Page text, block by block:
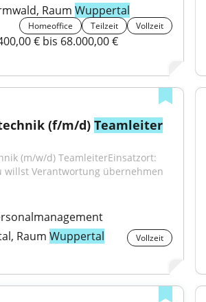
Raum Wuppertal
Homeoffice Teilzeit Vollzeit
€ bis 68.000,00 €
(f/m/d) Teamleiter
(m/w/d) TeamleiterEinsatzort:
willst Verantwortung übernehmen
Raum Wuppertal Vollzeit